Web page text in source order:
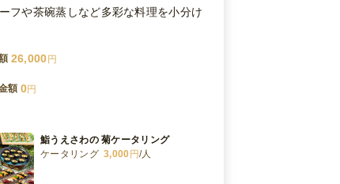
フや茶碗蒸しなど多彩な料理を小分け
26,000円
額 0円
鮨うえさわの 菊ケータリング
ケータリング 3,000 円/人